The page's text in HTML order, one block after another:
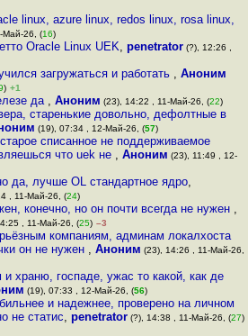
linux, azure linux, redos linux, rosa linux,
Май-26, (16)
Oracle Linux UEK, penetrator(?), 12:26 ,
загружаться и работать , Аноним
) +1
да ,Аноним (23), 14:22 , 11-Май-26, (22)
старенькие довольно, дефолтные в
(19), 07:34 , 12-Май-26, (57)
списанное не поддерживаемое
что uek не , Аноним (23), 11:49 , 12-
да, лучше OL стандартное ядро,
, 11-Май-26, (24)
конечно, но он почти всегда не нужен ,
, 11-Май-26, (25) –3
компаниям, админам локалхоста
он не нужен , Аноним (23), 14:26 , 11-Май-26,
и храню, госпаде, ужас то какой, как де
(19), 07:33 , 12-Май-26, (56)
и надежнее, проверено на личном
не статис, penetrator(?), 14:38 , 11-Май-26, (27)